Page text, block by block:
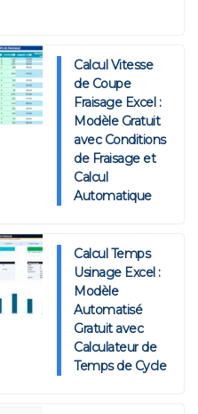
Calcul Vitesse
de Coupe
Fraisage Excel :
Modèle Gratuit
avec Conditions
de Fraisage et
Calcul
Automatique
Calcul Temps
Usinage Excel :
Modèle
Automatisé
Gratuit avec
Calculateur de
Temps de Cycle